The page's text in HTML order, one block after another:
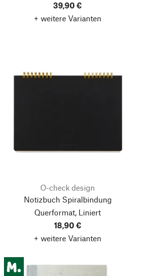
39,90 €
+ weitere Varianten
O-check design
Notizbuch Spiralbindung
Querformat, Liniert
18,90 €
+ weitere Varianten